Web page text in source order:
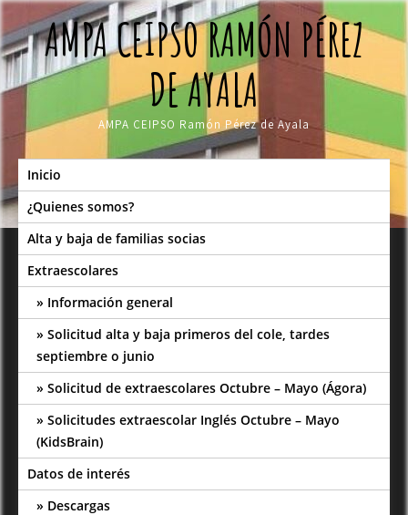
Skip
to
contentAMPA CEIPSO RAMÓN PÉREZ
DE AYALA
AMPA CEIPSO Ramón Pérez de Ayala
Inicio
¿Quienes somos?
Alta y baja de familias socias
Extraescolares
Información general
Solicitud alta y baja primeros del cole, tardes
septiembre o junio
Solicitud de extraescolares Octubre – Mayo (Ágora)
Solicitudes extraescolar Inglés Octubre – Mayo
(KidsBrain)
Datos de interés
Descargas